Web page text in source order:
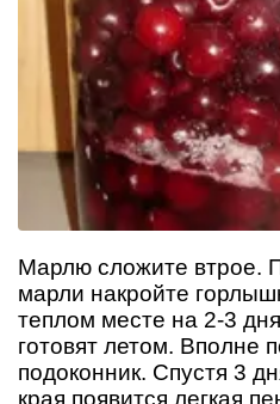
Марлю сложите втрое.
марли накройте
теплом месте на 2-3
готовят летом. Вполне
подоконник. Спустя 3